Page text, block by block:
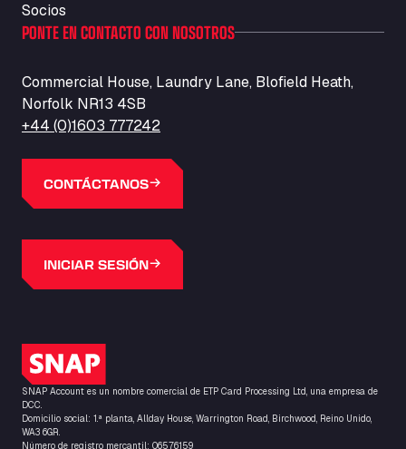
Socios
PONTE EN CONTACTO CON NOSOTROS
Commercial House, Laundry Lane, Blofield Heath,
Norfolk NR13 4SB
+44 (0)1603 777242
CONTÁCTANOS
INICIAR SESIÓN
Logotipo de SNAP
SNAP Account es un nombre comercial de ETP Card Processing Ltd, una empresa de
DCC.
Domicilio social: 1.ª planta, Allday House, Warrington Road, Birchwood, Reino Unido,
WA3 6GR.
Número de registro mercantil: 06576159